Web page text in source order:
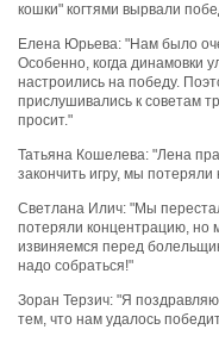
кошки" когтями вырвали
Елена Юрьева: "Нам было
Особенно, когда динамовки
настроились на победу.
прислушивались к советам
просит."
Татьяна Кошелева: "Лена
закончить игру, мы
Светлана Илич: "Мы
потеряли концентрацию, но
извиняемся перед
надо собраться!"
Зоран Терзич: "Я
тем, что нам удалось